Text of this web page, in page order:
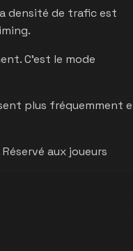
densité de trafic est
C'est le mode
plus fréquemment
aux joueurs